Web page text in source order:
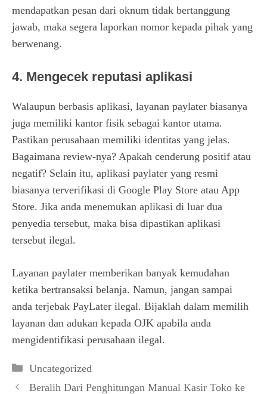
mendapatkan pesan dari oknum tidak bertanggung
jawab, maka segera laporkan nomor kepada pihak yang
berwenang.
4. Mengecek reputasi aplikasi
Walaupun berbasis aplikasi, layanan paylater biasanya
juga memiliki kantor fisik sebagai kantor utama.
Pastikan perusahaan memiliki identitas yang jelas.
Bagaimana review-nya? Apakah cenderung positif atau
negatif? Selain itu, aplikasi paylater yang resmi
biasanya terverifikasi di Google Play Store atau App
Store. Jika anda menemukan aplikasi di luar dua
penyedia tersebut, maka bisa dipastikan aplikasi
tersebut ilegal.
Layanan paylater memberikan banyak kemudahan
ketika bertransaksi belanja. Namun, jangan sampai
anda terjebak PayLater ilegal. Bijaklah dalam memilih
layanan dan adukan kepada OJK apabila anda
mengidentifikasi perusahaan ilegal.
Kategori
Uncategorized
Beralih Dari Penghitungan Manual Kasir Toko ke